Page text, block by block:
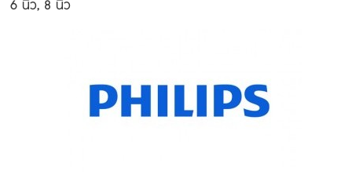
6 นิ้ว, 8 นิ้ว